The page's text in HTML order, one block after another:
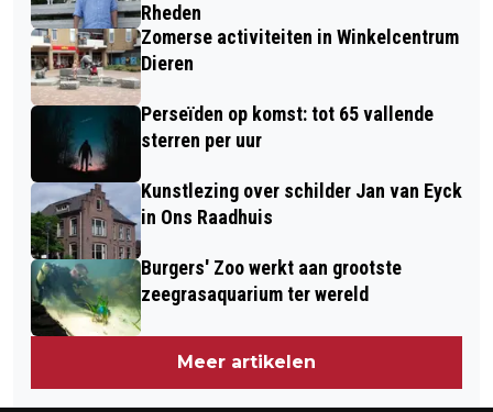
Rheden
Zomerse activiteiten in Winkelcentrum
Dieren
Perseïden op komst: tot 65 vallende
sterren per uur
Kunstlezing over schilder Jan van Eyck
in Ons Raadhuis
Burgers' Zoo werkt aan grootste
zeegrasaquarium ter wereld
Meer artikelen